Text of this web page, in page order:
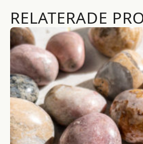
RELATERADE